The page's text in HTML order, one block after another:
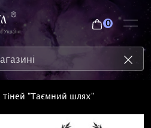
0
тіней "Таємний шлях"